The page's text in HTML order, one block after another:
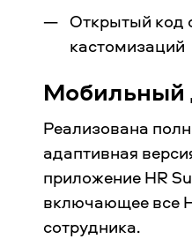
Открытый код
кастомизаций
Мобильный
Реализована
адаптивная
приложение HR
включающее все
сотрудника.